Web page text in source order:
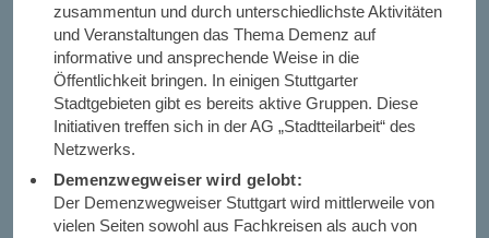
zusammentun und durch unterschiedlichste Aktivitäten
und Veranstaltungen das Thema Demenz auf
informative und ansprechende Weise in die
Öffentlichkeit bringen. In einigen Stuttgarter
Stadtgebieten gibt es bereits aktive Gruppen. Diese
Initiativen treffen sich in der AG „Stadtteilarbeit“ des
Netzwerks.
Demenzwegweiser wird gelobt:
Der Demenzwegweiser Stuttgart wird mittlerweile von
vielen Seiten sowohl aus Fachkreisen als auch von